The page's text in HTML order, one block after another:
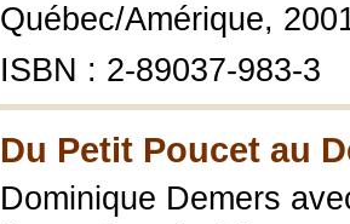
Québec/Amérique,
ISBN : 2-89037-983-3
Du Petit Poucet au
Dominique Demers